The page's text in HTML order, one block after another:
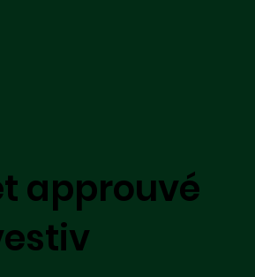
approuvé